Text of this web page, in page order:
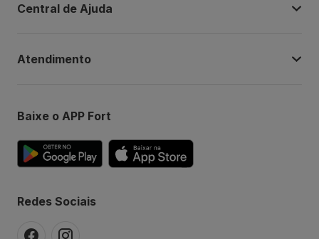
Central de Ajuda
Atendimento
Baixe o APP Fort
Redes Sociais